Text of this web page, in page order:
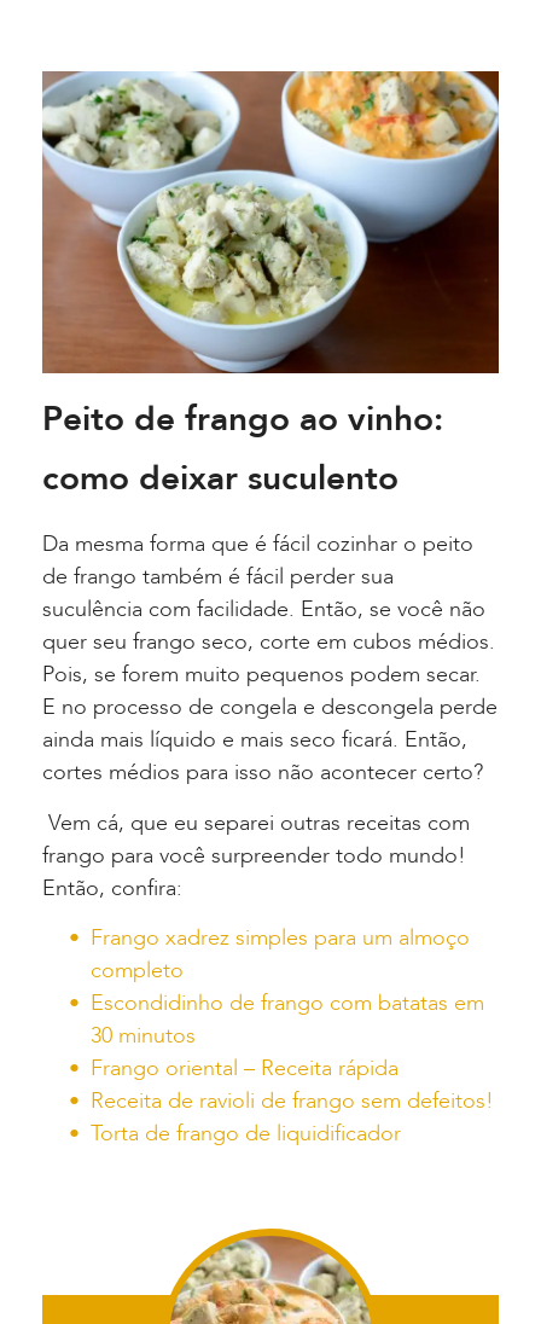
Peito de frango ao vinho:
como deixar suculento
Da mesma forma que é fácil cozinhar o peito
de frango também é fácil perder sua
suculência com facilidade. Então, se você não
quer seu frango seco, corte em cubos médios.
Pois, se forem muito pequenos podem secar.
E no processo de congela e descongela perde
ainda mais líquido e mais seco ficará. Então,
cortes médios para isso não acontecer certo?
Vem cá, que eu separei outras receitas com
frango para você surpreender todo mundo!
Então, confira:
Frango xadrez simples para um almoço
completo
Escondidinho de frango com batatas em
30 minutos
Frango oriental – Receita rápida
Receita de ravioli de frango sem defeitos!
Torta de frango de liquidificador